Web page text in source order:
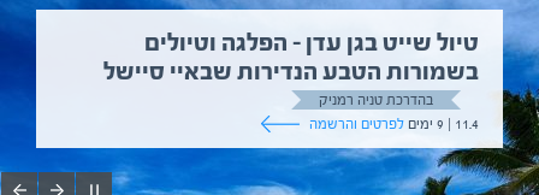
טיול שייט בגן עדן – הפלגה וטיולים
בשמורות הטבע הנדירות שבאיי סיישל
בהדרכת טניה רמניק
11.4 | 9 ימים
לפרטים והרשמה